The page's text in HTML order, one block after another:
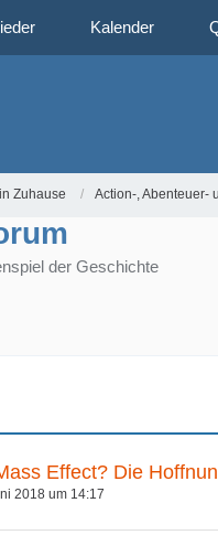
Kalender
Zuhause Action-, Abenteuer-
der Geschichte
Effect? Die
2018 um 14:17